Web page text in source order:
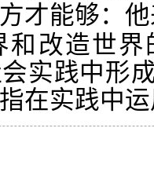
才能够：
改造世界
实践中形
在实践中